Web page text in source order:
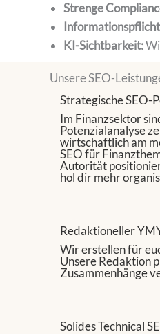
Strenge
KI-Sichtbarkeit:
Unsere SEO-
Strategische SEO-
Im Finanzsektor
Potenzialanalyse
wirtschaftlich am
SEO für
Autorität
hol dir mehr
Redaktioneller
Wir erstellen für
Unsere Redaktion
Zusammenhänge
Solides Technical